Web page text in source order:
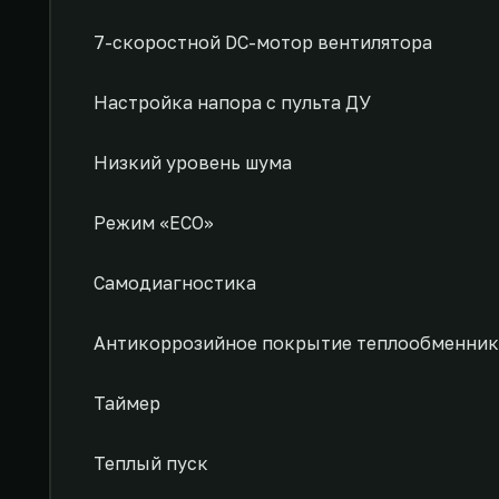
7-скоростной DC-мотор вентилятора
Настройка напора с пульта ДУ
Низкий уровень шума
Режим «ECO»
Самодиагностика
Антикоррозийное покрытие
Таймер
Теплый пуск